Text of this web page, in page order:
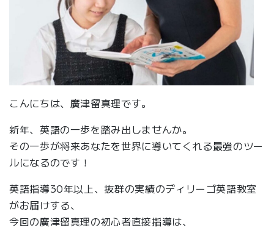
こんにちは、廣津留真理です。
新年、英語の一歩を踏み出しませんか。
その一歩が将来あなたを世界に導いてくれる最強のツー
ルになるのです！
英語指導30年以上、抜群の実績のディリーゴ英語教室
がお届けする、
今回の廣津留真理の初心者直接指導は、